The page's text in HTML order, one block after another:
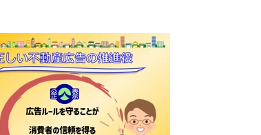
構造転換と事業戦
、手続き電子化で紛
ス 2026.08.05
の「在庫・回収管理
」構築／業務削減と
2026.08.03
施工管理を導入／27
高500億円、販売...
2026.07.13
サービスで合意／国
月開始予定／Liq...
・団体 2026.07.27
物流投資累計１・４
今後も安定供給へ／
2026.08.04
駅別の新築・中古マ
利回り－３４７－東
2026.02.24
不動産学部 不動産
１２５］学生と教員
2026.08.03
住み替え特集／シニ
識変化と開発動向／
2026.07.27
で２１・６億円資金
葉銀とサステナリン
2026.08.03
・人事／積水ハ、旭
2026.06.29